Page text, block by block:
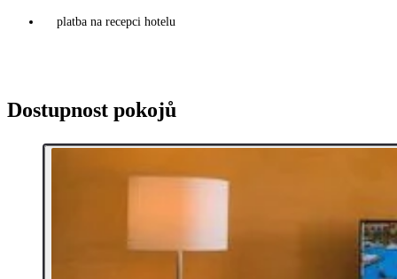
platba na recepci hotelu
Dostupnost pokojů